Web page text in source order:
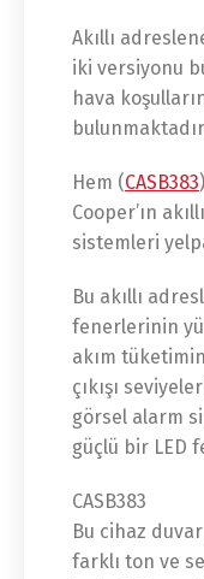
Akıllı
iki versiyonu
hava
Hem (CASB383
Cooper’ın
sistemleri
Bu akıllı
fenerlerinin
akım
çıkışı
görsel alarm
güçlü bir LED
CASB383
Bu cihaz
farklı ton ve